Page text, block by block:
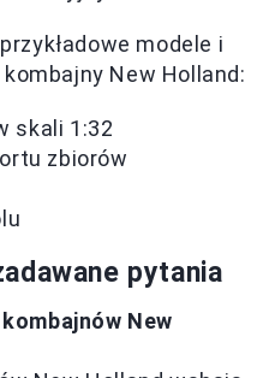
modele i
New Holland:
skali 1:32
zbiorów
pytania
New